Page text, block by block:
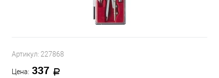
Артикул: 227868
Цена: 337